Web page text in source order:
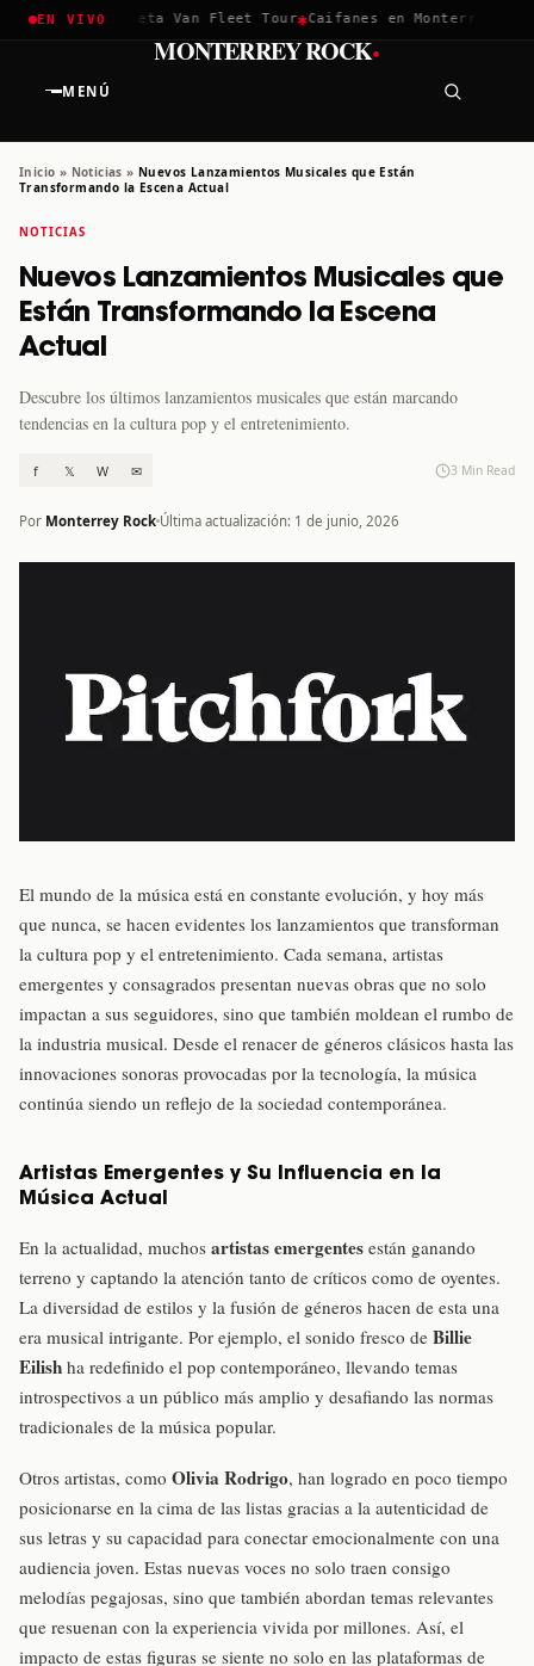
EN VIVO
2026✱Greta Van Fleet Tour✱Caifanes en Monterrey · 12
MENÚ
MONTERREY ROCK·
Inicio » Noticias » Nuevos Lanzamientos Musicales que Están
Transformando la Escena Actual
NOTICIAS
Nuevos Lanzamientos Musicales que
Están Transformando la Escena
Actual
Descubre los últimos lanzamientos musicales que están marcando
tendencias en la cultura pop y el entretenimiento.
f 𝕏 W ✉ 3 Min Read
Por Monterrey Rock Última actualización: 1 de junio, 2026
El mundo de la música está en constante evolución, y hoy más
que nunca, se hacen evidentes los lanzamientos que transforman
la cultura pop y el entretenimiento. Cada semana, artistas
emergentes y consagrados presentan nuevas obras que no solo
impactan a sus seguidores, sino que también moldean el rumbo de
la industria musical. Desde el renacer de géneros clásicos hasta las
innovaciones sonoras provocadas por la tecnología, la música
continúa siendo un reflejo de la sociedad contemporánea.
Artistas Emergentes y Su Influencia en la
Música Actual
En la actualidad, muchos artistas emergentes están ganando
terreno y captando la atención tanto de críticos como de oyentes.
La diversidad de estilos y la fusión de géneros hacen de esta una
era musical intrigante. Por ejemplo, el sonido fresco de Billie
Eilish ha redefinido el pop contemporáneo, llevando temas
introspectivos a un público más amplio y desafiando las normas
tradicionales de la música popular.
Otros artistas, como Olivia Rodrigo, han logrado en poco tiempo
posicionarse en la cima de las listas gracias a la autenticidad de
sus letras y su capacidad para conectar emocionalmente con una
audiencia joven. Estas nuevas voces no solo traen consigo
melodías pegajosas, sino que también abordan temas relevantes
que resuenan con la experiencia vivida por millones. Así, el
impacto de estas figuras se siente no solo en las plataformas de